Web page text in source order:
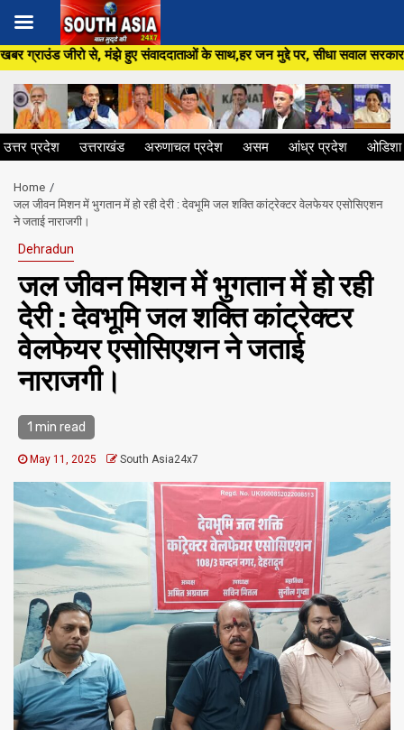
Skip
to
content
हुए संवाददाताओं के साथ,हर जन मुद्दे पर, सीधा सवाल सरकार से ,सिर्फ
उत्तर प्रदेश उत्तराखंड अरुणाचल प्रदेश असम आंध्र प्रदेश ओडिशा
Home
जल जीवन मिशन में भुगतान में हो रही देरी : देवभूमि जल शक्ति कांट्रेक्टर वेलफेयर एसोसिएशन
ने जताई नाराजगी।
Dehradun
जल जीवन मिशन में भुगतान में हो रही
देरी : देवभूमि जल शक्ति कांट्रेक्टर
वेलफेयर एसोसिएशन ने जताई
नाराजगी।
1 min read
May 11, 2025 South Asia24x7